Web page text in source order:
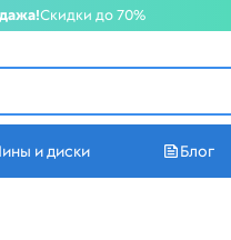
Скидки до 70%
и диски Блог